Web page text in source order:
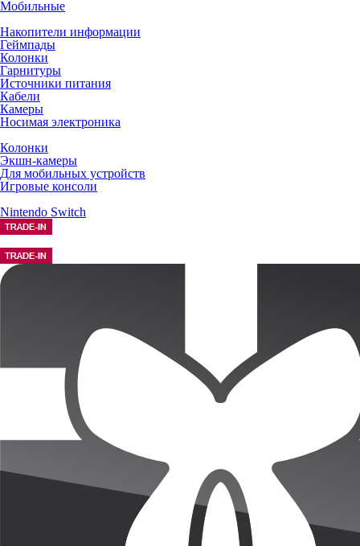
Мобильные
Накопители информации
Геймпады
Колонки
Гарнитуры
Источники питания
Кабели
Камеры
Носимая электроника
Колонки
Экшн-камеры
Для мобильных устройств
Игровые консоли
Nintendo Switch